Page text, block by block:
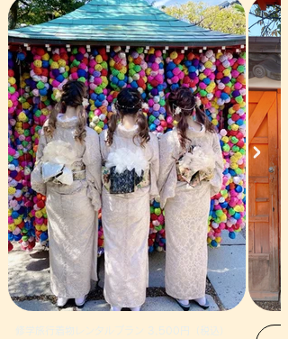
修学旅行着物レンタルプラン 3,500円（税込）